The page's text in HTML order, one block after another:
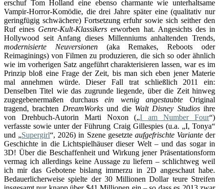
erschuf Tom Holland eine ebenso charmante wie unterhaltsame
Vampir-Horror-Komödie, die drei Jahre später eine (qualitativ nur
geringfügig schwächere) Fortsetzung erfuhr sowie sich seither den
Ruf eines Genre-Kult-Klassikers erworben hat. Angesichts des in
Hollywood seit Anfang dieses Millenniums anhaltenden Trends,
modernisierte Neuversionen(aka Remakes, Reboots oder
Reimaginings) von Filmen zu produzieren, die sich so oder ähnlich
wie im vorherigen Satz angeführt charakterisieren lassen, war es im
Prinzip bloß eine Frage der Zeit, bis man sich eben jener Materie
mal annehmen würde. Dieser Fall trat schließlich 2011 ein:
Denselben Titel wie das zugrunde liegende, über die Zeit hinweg
zugegebenermaßen durchausein wenig angestaubte Original
tragend, brachten DreamWorksund die Walt Disney Studiosihre
von Drehbuch-Autorin Marti Noxon („I am Number Four“)
verfasste sowie unter der Führung Craig Gillespies (u.a. „I, Tonya“
und „Supergirl“, 2026) in Szene gesetzte aufgefrischte Varianteder
Geschichte in die Lichtspielhäuser dieser Welt – und das sogar in
3D! Über die Beschaffenheit und Wirkung jener Präsentationsform
vermag ich allerdings keine Aussage zu liefern – schlichtweg weil
ich mir das Gebotene bislang immerzu in 2D angeschaut habe.
Bedauerlicherweise spielte der 30 Millionen Dollar teure Streifen